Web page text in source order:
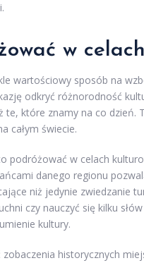
w
wartościowy sposób na
odkryć różnorodność
te, które znamy na co
całym świecie.
podróżować w celach
danego regionu
niż jedynie zwiedzanie
czy nauczyć się kilku
kultury.
historycznych